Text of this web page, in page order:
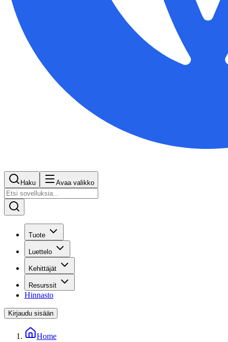
Haku Avaa valikko
Tuote
Luettelo
Kehittäjät
Resurssit
Hinnasto
Kirjaudu sisään
Home